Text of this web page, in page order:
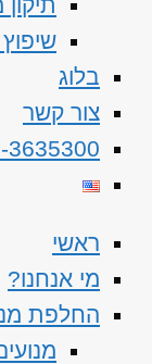
בלוג
צור קשר
3635300
ראשי
מי אנחנו?
החלפת